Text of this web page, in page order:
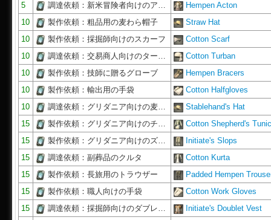
5
調達依頼：新米冒険者向けのア…
Hempen Acton
10
製作依頼：粗品用の麦わら帽子
Straw Hat
10
製作依頼：採掘師向けのスカーフ
Cotton Scarf
10
調達依頼：交易商人向けのター…
Cotton Turban
10
製作依頼：技師に贈るグローブ
Hempen Bracers
10
製作依頼：輸出用の手袋
Cotton Halfgloves
10
調達依頼：グリダニア向けの麦…
Stablehand's Hat
15
製作依頼：グリダニア向けのチ…
Cotton Shepherd's Tunic
15
製作依頼：グリダニア向けのズ…
Initiate's Slops
15
調達依頼：副葬品のクルタ
Cotton Kurta
15
製作依頼：長旅用のトラウザー
Padded Hempen
15
製作依頼：職人向けの手袋
Cotton Work Gloves
15
調達依頼：採掘師向けのダブレ…
Initiate's Doublet Vest